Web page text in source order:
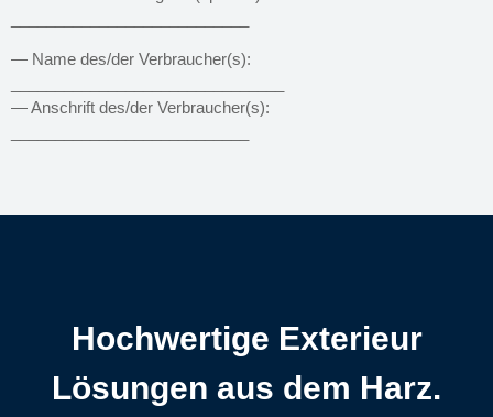
— Name des/der Verbraucher(s):
— Anschrift des/der Verbraucher(s):
Hochwertige Exterieur
Lösungen aus dem Harz.